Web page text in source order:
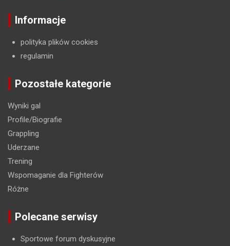
Informacje
polityka plików cookies
regulamin
Pozostałe kategorie
Wyniki gal
Profile/Biografie
Grappling
Uderzane
Trening
Wspomaganie dla Fighterów
Różne
Polecane serwisy
Sportowe forum dyskusyjne